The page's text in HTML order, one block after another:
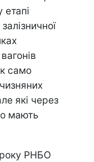
само
які через
мають
РНБО